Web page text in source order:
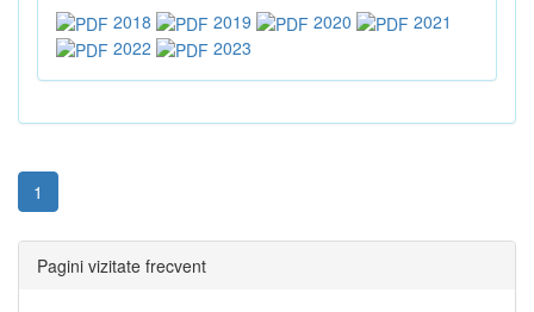
2018
2019 2020
2021
2022
2023
1
Pagini vizitate frecvent